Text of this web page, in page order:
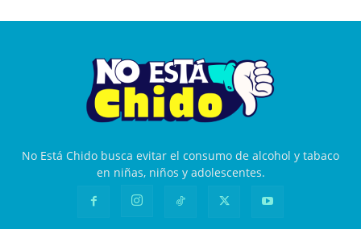
No Está Chido busca evitar el consumo de alcohol y tabaco
en niñas, niños y adolescentes.